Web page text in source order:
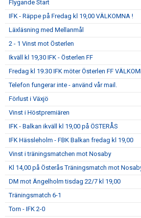
Flygande Start
IFK - Räppe på Fredag kl 19,00 VÄLKOMNA !
Läxläsning med Mellanmål
2 - 1 Vinst mot Österlen
Ikväll kl 19,30 IFK - Österlen FF
Fredag kl 19.30 IFK möter Österlen FF
Telefon fungerar inte - använd vår mail.
Förlust i Växjö
Vinst i Höstpremiären
IFK - Balkan ikväll kl 19,00 på ÖSTERÅS
IFK Hässleholm - FBK Balkan fredag kl 19,00
Vinst i träningsmatchen mot Nosaby
Kl 14,00 på Österås Träningsmatch mot
DM mot Ängelholm tisdag 22/7 kl 19,00
Träningsmatch 6-1
Torn - IFK 2-0